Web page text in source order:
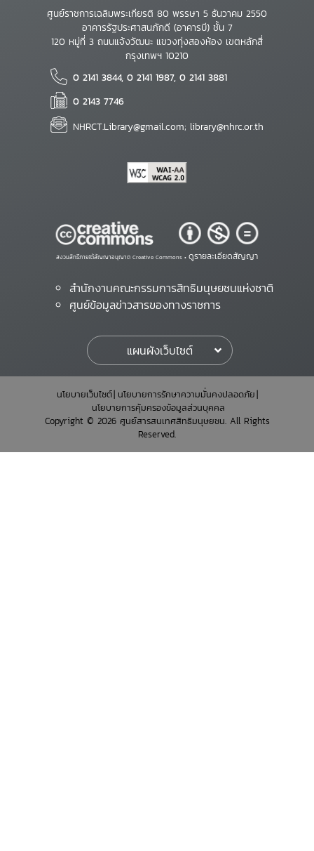
ศูนย์ราชการเฉลิมพระเกียรติ 80 พรรษา 5 ธันวาคม 2550
อาคารรัฐประศาสนภักดี (อาคารบี) ชั้น 7
120 หมู่ที่ 3 ถนนแจ้งวัฒนะ แขวงทุ่งสองห้อง เขตหลักสี่
กรุงเทพฯ 10210
0 2141 3844, 0 2141 1987, 0 2141 3881
0 2143 7746
NHRCT.Library@gmail.com; library@nhrc.or.th
สงวนสิทธิ์ภายใต้สัญญาอนุญาต Creative Commons • ดูรายละเอียดสัญญา
สำนักงานคณะกรรมการสิทธิมนุษยชนแห่งชาติ
ศูนย์ข้อมูลข่าวสารของทางราชการ
แผนผังเว็บไซต์
นโยบายเว็บไซต์ นโยบายการรักษาความมั่นคงปลอดภัย
นโยบายการคุ้มครองข้อมูลส่วนบุคคล
Copyright © 2026 ศูนย์สารสนเทศสิทธิมนุษยชน. All Rights
Reserved.